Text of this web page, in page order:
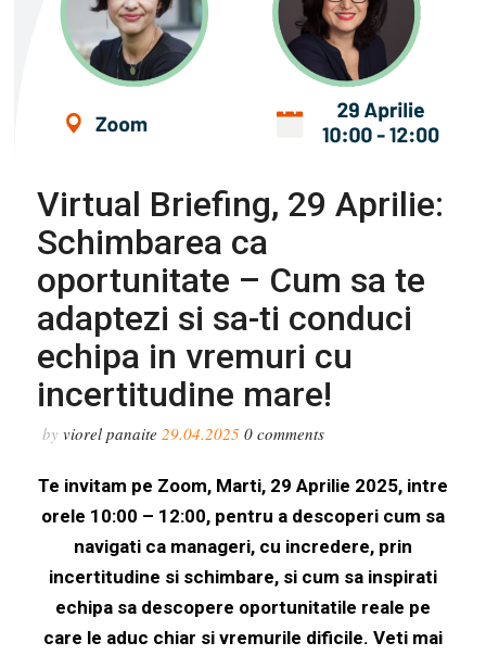
Virtual Briefing, 29 Aprilie:
Schimbarea ca
oportunitate – Cum sa te
adaptezi si sa-ti conduci
echipa in vremuri cu
incertitudine mare!
byviorel panaite 29.04.2025 0comments
Te invitam pe Zoom, Marti, 29 Aprilie 2025, intre
orele 10:00 – 12:00, pentru a descoperi cum sa
navigati ca manageri, cu incredere, prin
incertitudine si schimbare, si cum sa inspirati
echipa sa descopere oportunitatile reale pe
care le aduc chiar si vremurile dificile. Veti mai